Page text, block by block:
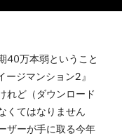
40万本弱ということ
ジマンション2』
れど（ダウンロード
くてはなりません
ザーが手に取る今年